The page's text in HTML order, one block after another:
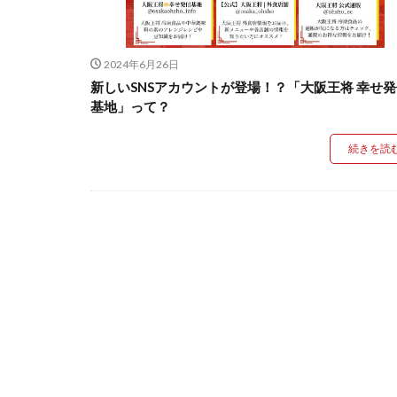
2024年6月26日
新しいSNSアカウントが登場！？「大阪王将 幸せ
基地」って？
続きを読